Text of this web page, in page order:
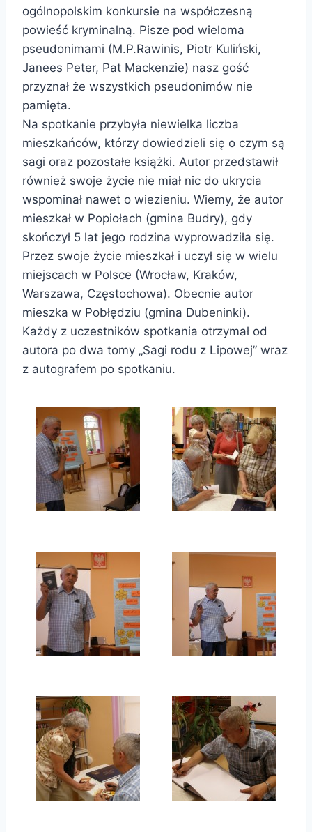
ogólnopolskim konkursie na współczesną
powieść kryminalną. Pisze pod wieloma
pseudonimami (M.P.Rawinis, Piotr Kuliński,
Janees Peter, Pat Mackenzie) nasz gość
przyznał że wszystkich pseudonimów nie
pamięta.
Na spotkanie przybyła niewielka liczba
mieszkańców, którzy dowiedzieli się o czym są
sagi oraz pozostałe książki. Autor przedstawił
również swoje życie nie miał nic do ukrycia
wspominał nawet o wiezieniu. Wiemy, że autor
mieszkał w Popiołach (gmina Budry), gdy
skończył 5 lat jego rodzina wyprowadziła się.
Przez swoje życie mieszkał i uczył się w wielu
miejscach w Polsce (Wrocław, Kraków,
Warszawa, Częstochowa). Obecnie autor
mieszka w Pobłędziu (gmina Dubeninki).
Każdy z uczestników spotkania otrzymał od
autora po dwa tomy „Sagi rodu z Lipowej” wraz
z autografem po spotkaniu.